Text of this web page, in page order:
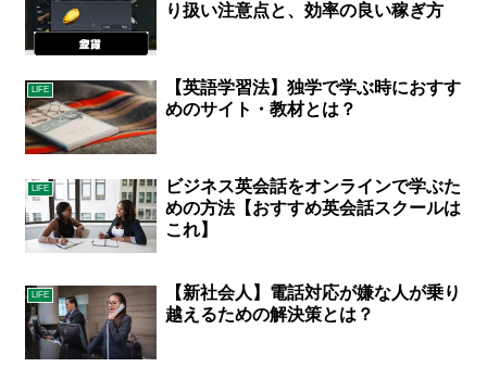
り扱い注意点と、効率の良い稼ぎ方
LIFE
【英語学習法】独学で学ぶ時におすす
めのサイト・教材とは？
LIFE
ビジネス英会話をオンラインで学ぶた
めの方法【おすすめ英会話スクールは
これ】
LIFE
【新社会人】電話対応が嫌な人が乗り
越えるための解決策とは？